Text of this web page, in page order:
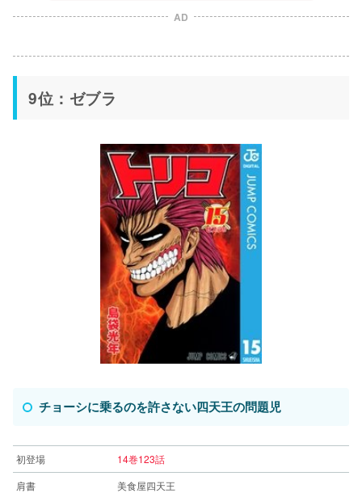
AD
9位：ゼブラ
チョーシに乗るのを許さない四天王の問題児
初登場
14巻123話
肩書
美食屋四天王